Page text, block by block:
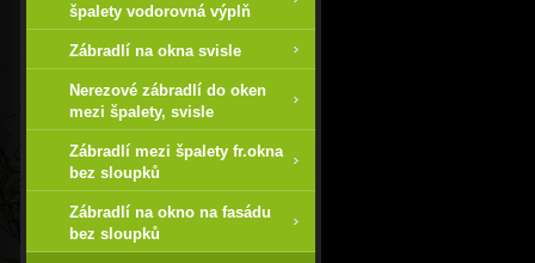
špalety vodorovná výplň
Zábradlí na okna svisle
Nerezové zábradlí do oken
mezi špalety, svisle
Zábradlí mezi špalety fr.okna
bez sloupků
Zábradlí na okno na fasádu
bez sloupků